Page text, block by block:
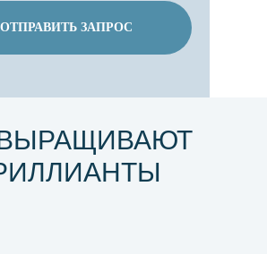
ОТПРАВИТЬ ЗАПРОС
ВЫРАЩИВАЮТ